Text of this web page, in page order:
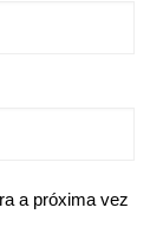
a próxima vez